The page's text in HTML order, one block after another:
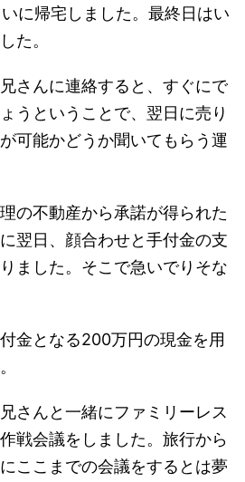
に帰宅しました。最終日はい
た。
さんに連絡すると、すぐにで
うということで、翌日に売り
可能かどうか聞いてもらう運
の不動産から承諾が得られた
翌日、顔合わせと手付金の支
ました。そこで急いでりそな
金となる200万円の現金を用
さんと一緒にファミリーレス
戦会議をしました。旅行から
ここまでの会議をするとは夢